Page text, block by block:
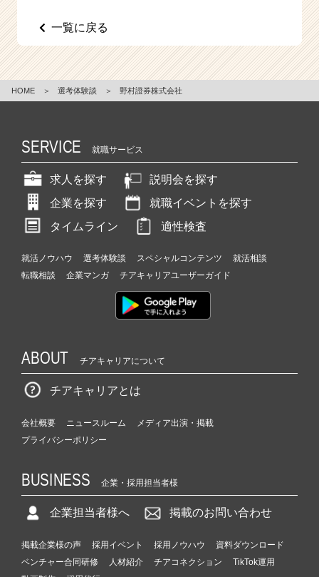
一覧に戻る
HOME ＞ 選考体験談 ＞ 野村證券株式会社
SERVICE 就職サービス
求人を探す
説明会を探す
企業を探す
就職イベントを探す
タイムライン
適性検査
就活ノウハウ 選考体験談 スペシャルコンテンツ
就活相談
転職相談
企業マンガ チアキャリアユーザーガイド
ABOUT チアキャリアについて
チアキャリアとは
会社概要 ニュースルーム
メディア出演・掲載
プライバシーポリシー
BUSINESS 企業・採用担当者様
企業担当者様へ 掲載のお問い合わせ
掲載企業様の声 採用イベント 採用ノウハウ
資料ダウンロード
ベンチャー合同研修
人材紹介 チアコネクション
TikTok運用